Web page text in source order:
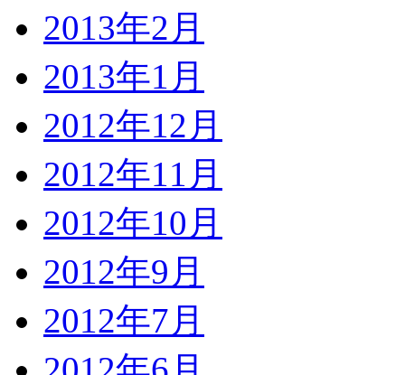
2013年2月
2013年1月
2012年12月
2012年11月
2012年10月
2012年9月
2012年7月